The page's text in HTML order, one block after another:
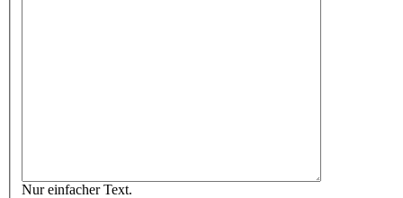
Nur einfacher Text.